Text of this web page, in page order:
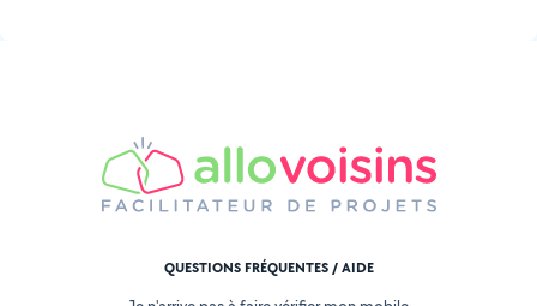
QUESTIONS FRÉQUENTES / AIDE